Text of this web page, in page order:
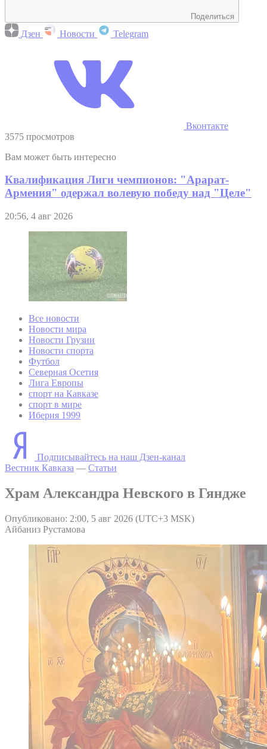
Поделиться
Дзен Новости Telegram
Вконтакте
3575 просмотров
Вам может быть интересно
Квалификация Лиги чемпионов: "Арарат-
Армения" одержал волевую победу над "Целе"
20:56, 4 авг 2026
Все новости
Новости мира
Новости Грузии
Новости спорта
Футбол
Северная Осетия
Лига Европы
спорт на Кавказе
спорт в мире
Иберия 1999
Подписывайтесь на наш Дзен-канал
Вестник Кавказа — Статьи
Храм Александра Невского в Гяндже
Опубликовано: 2:00, 5 авг 2026 (UTC+3 MSK)
Айбаниз Рустамова